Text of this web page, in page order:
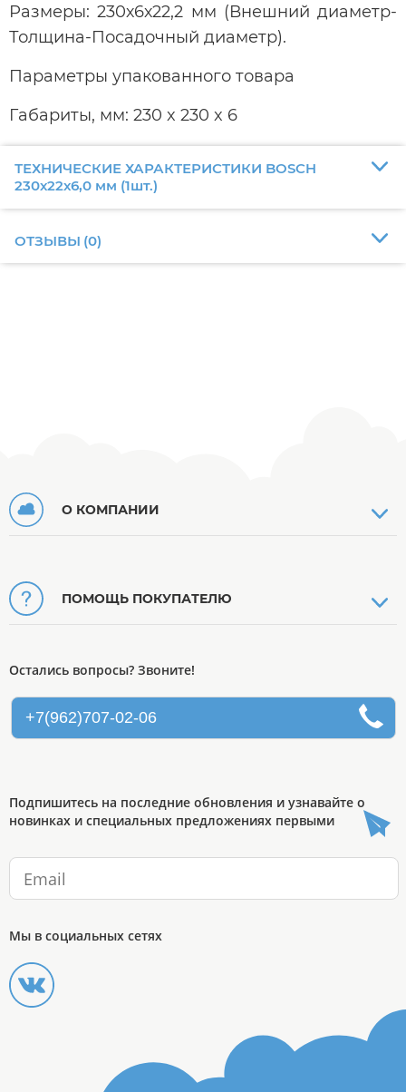
Размеры: 230х6х22,2 мм (Внешний диаметр-
Толщина-Посадочный диаметр).
Параметры упакованного товара
Габариты, мм: 230 x 230 x 6
ТЕХНИЧЕСКИЕ ХАРАКТЕРИСТИКИ BOSCH
230х22х6,0 мм (1шт.)
ОТЗЫВЫ (0)
О КОМПАНИИ
ПОМОЩЬ ПОКУПАТЕЛЮ
Остались вопросы? Звоните!
+7(962)707-02-06
Подпишитесь на последние обновления и узнавайте о
новинках и специальных предложениях первыми
Мы в социальных сетях